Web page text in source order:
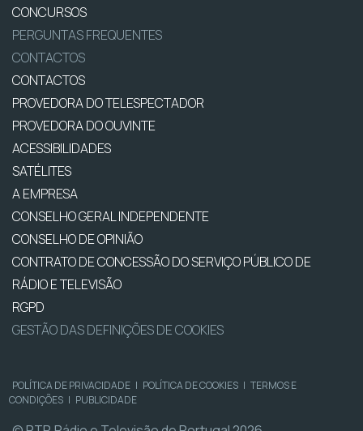
CONCURSOS
PERGUNTAS FREQUENTES
CONTACTOS
CONTACTOS
PROVEDORA DO TELESPECTADOR
PROVEDORA DO OUVINTE
ACESSIBILIDADES
SATÉLITES
A EMPRESA
CONSELHO GERAL INDEPENDENTE
CONSELHO DE OPINIÃO
CONTRATO DE CONCESSÃO DO SERVIÇO PÚBLICO DE
RÁDIO E TELEVISÃO
RGPD
GESTÃO DAS DEFINIÇÕES DE COOKIES
POLÍTICA DE PRIVACIDADE | POLÍTICA DE COOKIES | TERMOS E
CONDIÇÕES | PUBLICIDADE